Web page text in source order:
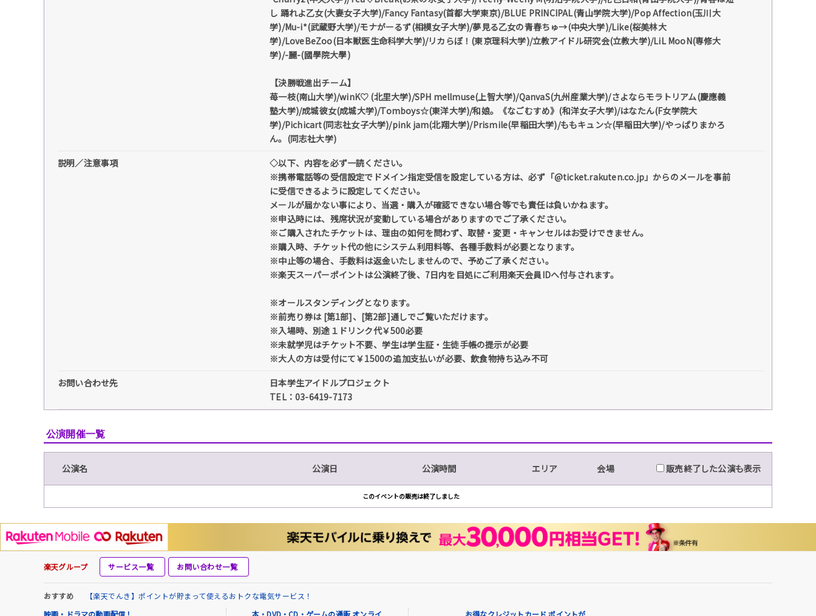
し 踊れよ乙女(大妻女子大学)/Fancy Fantasy(首都大学東京)/BLUE PRINCIPAL(青山学院大学)/Pop Affection(玉川大
学)/Mu-i*(武蔵野大学)/モナがーるず(相模女子大学)/夢見る乙女の青春ちゅ→(中央大学)/Like(桜美林大
学)/LoveBeZoo(日本獣医生命科学大学)/リカらぼ！(東京理科大学)/立教アイドル研究会(立教大学)/LiL MooN(専修大
学)/-麗-(國學院大學)
【決勝戦進出チーム】
苺一枝(南山大学)/winK♡ (北里大学)/SPH mellmuse(上智大学)/QanvaS(九州産業大学)/さよならモラトリアム(慶應義
塾大学)/成城彼女(成城大学)/Tomboys☆(東洋大学)/和娘。《なごむすめ》(和洋女子大学)/はなたん(F女学院大
学)/Pichicart(同志社女子大学)/pink jam(北翔大学)/Prismile(早稲田大学)/ももキュン☆(早稲田大学)/やっぱりまかろ
ん。(同志社大学)
説明／注意事項
◇以下、内容を必ず一読ください。
※携帯電話等の受信設定でドメイン指定受信を設定している方は、必ず「@ticket.rakuten.co.jp」からのメールを事前
に受信できるように設定してください。
メールが届かない事により、当選・購入が確認できない場合等でも責任は負いかねます。
※申込時には、残席状況が変動している場合がありますのでご了承ください。
※ご購入されたチケットは、理由の如何を問わず、取替・変更・キャンセルはお受けできません。
※購入時、チケット代の他にシステム利用料等、各種手数料が必要となります。
※中止等の場合、手数料は返金いたしませんので、予めご了承ください。
※楽天スーパーポイントは公演終了後、7日内を目処にご利用楽天会員IDへ付与されます。
※オールスタンディングとなります。
※前売り券は [第1部]、[第2部]通しでご覧いただけます。
※入場時、別途１ドリンク代￥500必要
※未就学児はチケット不要、学生は学生証・生徒手帳の提示が必要
※大人の方は受付にて￥1500の追加支払いが必要、飲食物持ち込み不可
お問い合わせ先
日本学生アイドルプロジェクト
TEL：03-6419-7173
公演開催一覧
公演名 公演日 公演時間 エリア 会場 販売終了した公演も表示
このイベントの販売は終了しました
楽天グループ サービス一覧 お問い合わせ一覧
おすすめ
【楽天でんき】ポイントが貯まって使えるおトクな電気サービス！